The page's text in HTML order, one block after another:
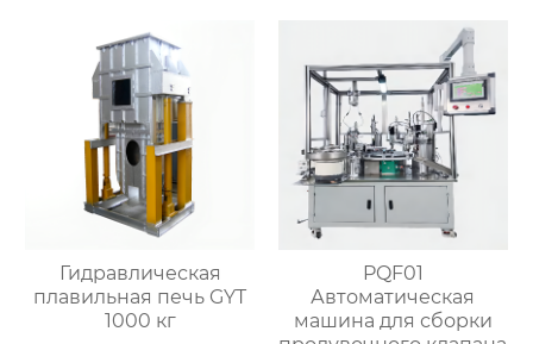
Гидравлическая
плавильная печь GYT
1000 кг
PQF01
Автоматическая
машина для сборки